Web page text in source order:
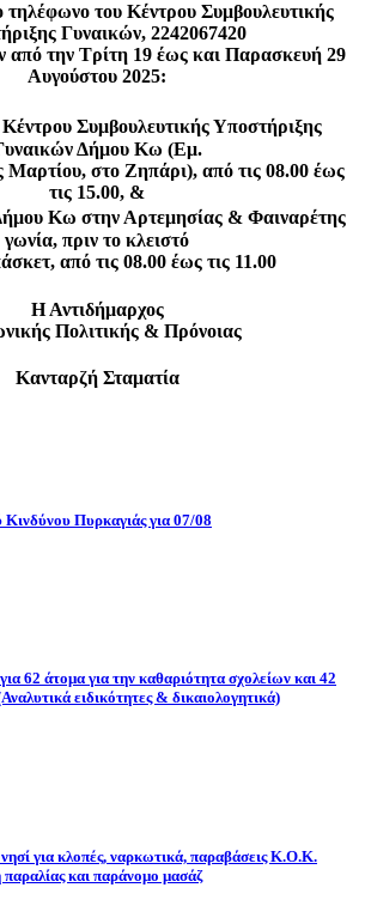
τηλέφωνο του Κέντρου Συμβουλευτικής
Γυναικών, 2242067420
από την Τρίτη 19 έως και Παρασκευή 29
Αυγούστου 2025:
Συμβουλευτικής Υποστήριξης
Δήμου Κω (Εμ.
Μαρτίου, στο Ζηπάρι), από τις 08.00 έως
τις 15.00, &
Κω στην Αρτεμησίας & Φαιναρέτης
γωνία, πριν το κλειστό
από τις 08.00 έως τις 11.00
Η Αντιδήμαρχος
Πολιτικής & Πρόνοιας
Κανταρζή Σταματία
Πυρκαγιάς για 07/08
62 άτομα για την καθαριότητα σχολείων και 42
ειδικότητες & δικαιολογητικά)
για κλοπές, ναρκωτικά, παραβάσεις Κ.Ο.Κ.
και παράνομο μασάζ